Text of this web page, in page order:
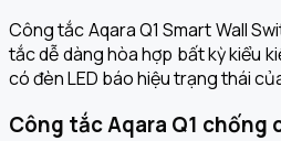
Công tắc Aqara Q1 Smart Wall
tắc dễ dàng hòa hợp bất kỳ kiểu
có đèn LED báo hiệu trạng thái
Công tắc Aqara Q1 chống